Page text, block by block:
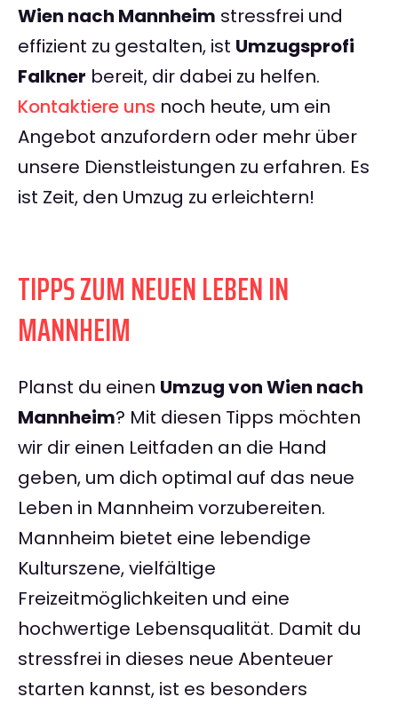
Wien nach Mannheim stressfrei und
effizient zu gestalten, ist Umzugsprofi
Falkner bereit, dir dabei zu helfen.
Kontaktiere uns noch heute, um ein
Angebot anzufordern oder mehr über
unsere Dienstleistungen zu erfahren. Es
ist Zeit, den Umzug zu erleichtern!
TIPPS ZUM NEUEN LEBEN IN
MANNHEIM
Planst du einen Umzug von Wien nach
Mannheim? Mit diesen Tipps möchten
wir dir einen Leitfaden an die Hand
geben, um dich optimal auf das neue
Leben in Mannheim vorzubereiten.
Mannheim bietet eine lebendige
Kulturszene, vielfältige
Freizeitmöglichkeiten und eine
hochwertige Lebensqualität. Damit du
stressfrei in dieses neue Abenteuer
starten kannst, ist es besonders